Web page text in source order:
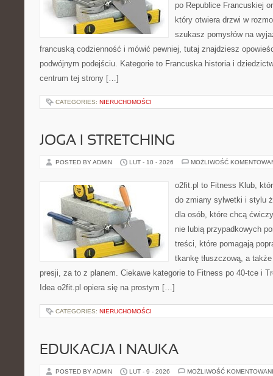
po Republice Francuskiej
który otwiera drzwi w
szukasz pomysłów na
francuską codzienność i mówić pewniej, tutaj znajdziesz
podwójnym podejściu. Kategorie to Francuska historia i
centrum tej strony […]
CATEGORIES: NIERUCHOMOŚCI
JOGA I STRETCHING
POSTED BY ADMIN LUT - 10 - 2026 MOŻLIWOŚĆ
o2fit.pl to Fitness Klub,
do zmiany sylwetki i stylu
dla osób, które chcą
nie lubią przypadkowych
treści, które pomagają
tkankę tłuszczową, a
presji, za to z planem. Ciekawe kategorie to Fitness po 40-tce i
Idea o2fit.pl opiera się na prostym […]
CATEGORIES: NIERUCHOMOŚCI
EDUKACJA I NAUKA
POSTED BY ADMIN LUT - 9 - 2026 MOŻLIWOŚĆ